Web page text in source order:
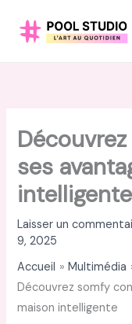
ses
intelligente
Laisser un
9, 2025
Accueil
Multimédia
Découvrez somfy
maison intelligente